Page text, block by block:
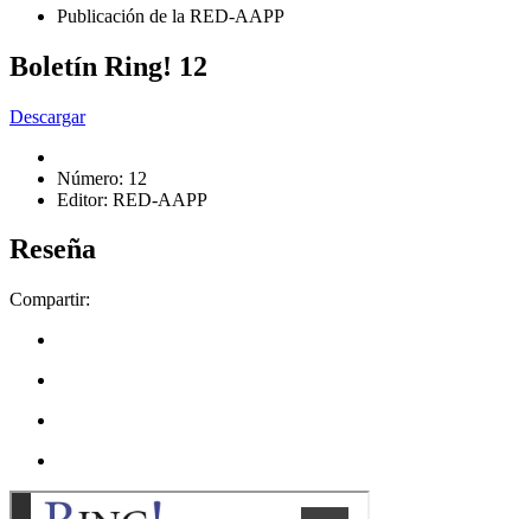
Publicación de la RED-AAPP
Boletín Ring! 12
Descargar
Número: 12
Editor: RED-AAPP
Reseña
Compartir: